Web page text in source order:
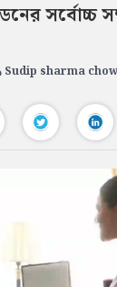
সর্বোচ্চ
Sudip sharma